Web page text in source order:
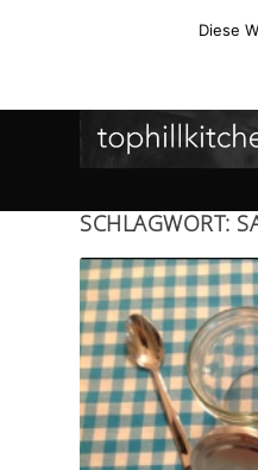
SCHLAGWORT:
Diese